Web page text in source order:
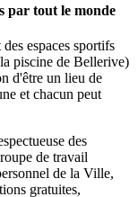
par tout le monde
espaces sportifs
piscine de Bellerive)
d'être un lieu de
et chacun peut
des
de travail
de la Ville,
gratuites,